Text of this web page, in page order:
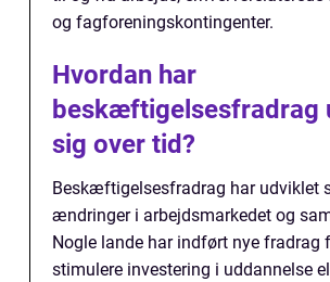
og fagforeningskontingenter.
Hvordan har
beskæftigelsesfradrag
sig over tid?
Beskæftigelsesfradrag har udviklet
ændringer i arbejdsmarkedet og
Nogle lande har indført nye fradrag
stimulere investering i uddannelse